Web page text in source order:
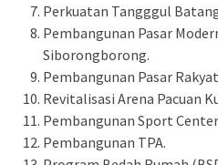
Perkuatan Tangggul
Pembangunan Pasar
Siborongborong.
Pembangunan Pasar
Revitalisasi Arena Pacuan
Pembangunan Sport
Pembangunan TPA.